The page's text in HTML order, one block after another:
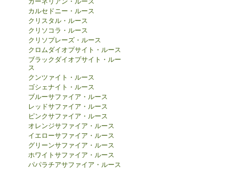
カルセドニー・ルース
クリスタル・ルース
クリソコラ・ルース
クリソプレーズ・ルース
クロムダイオプサイト・ルース
ブラックダイオプサイト・ルー
ス
クンツァイト・ルース
ゴシェナイト・ルース
ブルーサファイア・ルース
レッドサファイア・ルース
ピンクサファイア・ルース
オレンジサファイア・ルース
イエローサファイア・ルース
グリーンサファイア・ルース
ホワイトサファイア・ルース
パパラチアサファイア・ルース